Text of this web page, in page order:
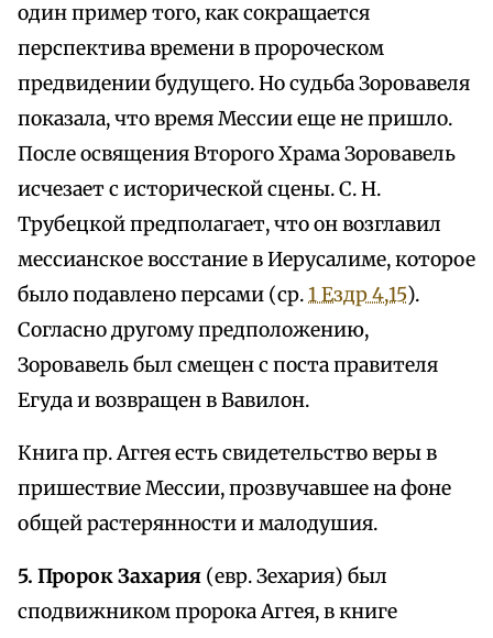
один пример того, как сокращается
перспектива времени в пророческом
предвидении будущего. Но судьба Зоровавеля
показала, что время Мессии еще не пришло.
После освящения Второго Храма Зоровавель
исчезает с исторической сцены. С. Н.
Трубецкой предполагает, что он возглавил
мессианское восстание в Иерусалиме, которое
было подавлено персами (ср.1 Ездр 4,15).
Согласно другому предположению,
Зоровавель был смещен с поста правителя
Егуда и возвращен в Вавилон.
Книга пр. Аггея есть свидетельство веры в
пришествие Мессии, прозвучавшее на фоне
общей растерянности и малодушия.
5. Пророк Захария (евр. Зехария) был
сподвижником пророка Аггея, в книге